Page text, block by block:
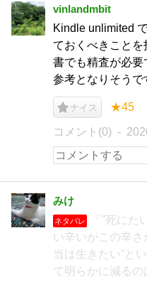
vinlandmbit
Kindle unlimited
ておくべきこと
書でも精査が必
参考となりそうで
ナイス ★45
コメント(0)
みけ
ネタバレ
「”死に
い辛いがこの辛
当は生きたい”と
て明らかに減るの